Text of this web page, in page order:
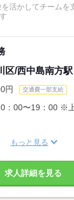
任せします
区/西中島南方駅
円 交通費一部支給
：00〜19：00 ※上
もっと見る
求人詳細を見る